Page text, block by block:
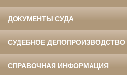
ДОКУМЕНТЫ СУДА
СУДЕБНОЕ ДЕЛОПРОИЗВОДСТВО
СПРАВОЧНАЯ ИНФОРМАЦИЯ